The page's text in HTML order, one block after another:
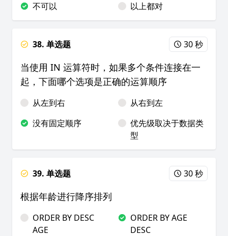
不可以
以上都对
38. 单选题 30 秒
当使用 IN 运算符时，如果多个条件连接在一
起，下面哪个选项是正确的运算顺序
从左到右
从右到左
没有固定顺序
优先级取决于数据类
型
39. 单选题 30 秒
根据年龄进行降序排列
ORDER BY DESC
AGE
ORDER BY AGE
DESC